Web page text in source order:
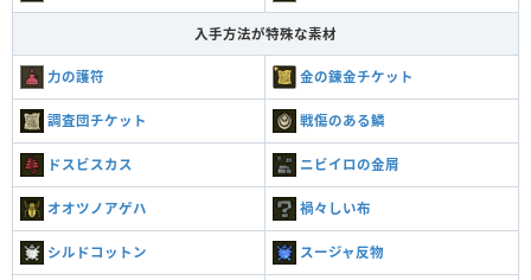
入手方法が特殊な素材
力の護符 金の錬金チケット
調査団チケット 戦傷のある鱗
ドスビスカス ニビイロの金屑
オオツノアゲハ 禍々しい布
シルドコットン スージャ反物